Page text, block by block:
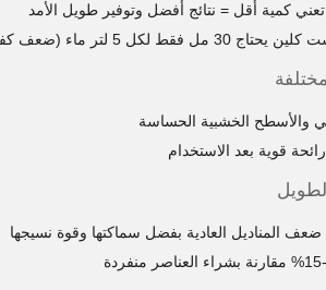
كمية أقل = نتائج أفضل وتوفير طويل الأمد
(ضعف كفاءة المنظفات العادية)
والأسطح الخشبية الحساسة
رائحة قوية بعد الاستخدام
المناديل العادية بفضل سماكتها وقوة نسيجها